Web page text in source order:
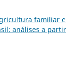
familiar e
análises a partir